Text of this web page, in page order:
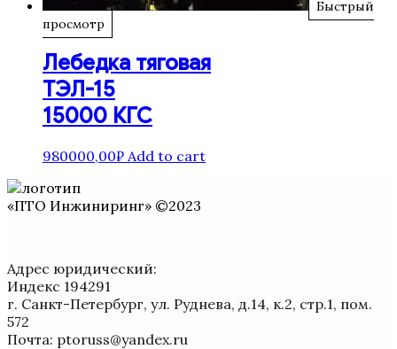
Быстрый
просмотр
Лебедка тяговая
ТЭЛ-15
15000 КГС
980000,00₽ Add to cart
«ПТО Инжиниринг» ©2023
Адрес юридический:
Индекс 194291
г. Санкт-Петербург, ул. Руднева, д.14, к.2, стр.1, пом.
572
Почта: ptoruss@yandex.ru